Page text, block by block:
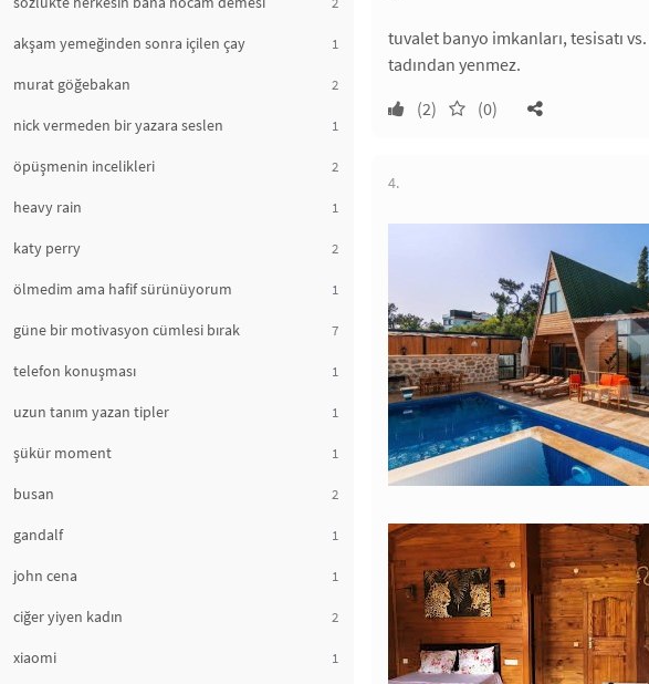
akşam yemeğinden sonra içilen çay 1
murat göğebakan 2
nick vermeden bir yazara seslen 1
öpüşmenin incelikleri 2
heavy rain 1
katy perry 2
ölmedim ama hafif sürünüyorum 1
güne bir motivasyon cümlesi bırak 7
telefon konuşması 1
uzun tanım yazan tipler 1
şükür moment 1
busan 2
gandalf 1
john cena 1
ciğer yiyen kadın 2
xiaomi 1
tuvalet banyo imkanları, tesisatı
tadından yenmez.
(2)
(0)
4.